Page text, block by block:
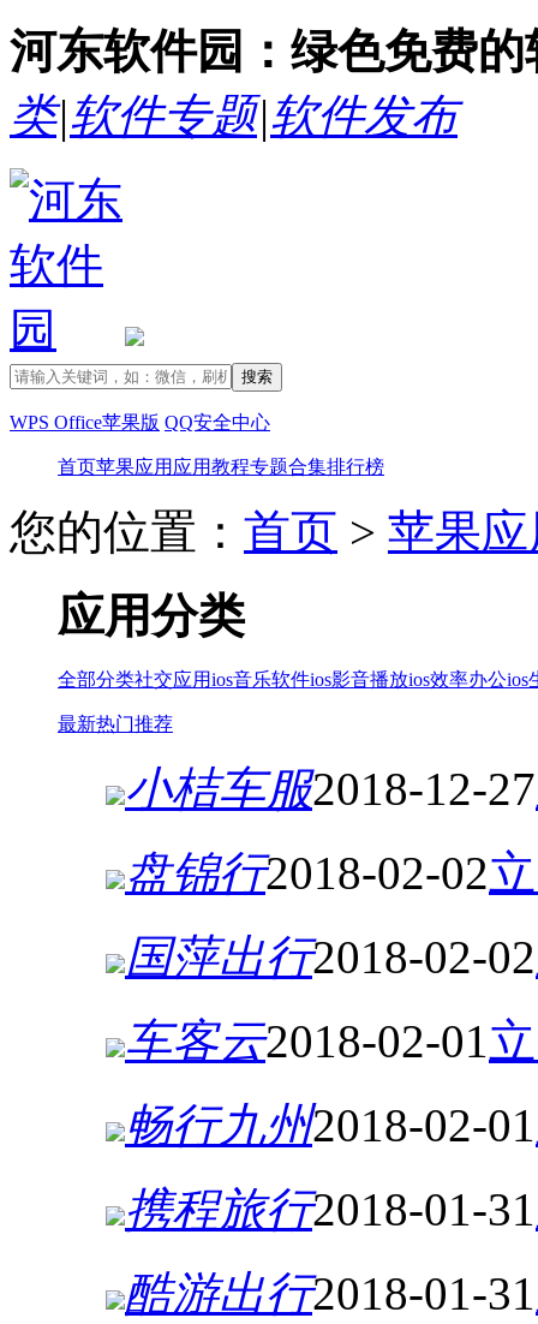
河东软件园：绿色免费
类|软件专题|软件发布
WPS Office苹果版 QQ安全中心
首页苹果应用 应用教程专题合集排行榜
您的位置： 首页 > 苹果
应用分类
全部分类社交应用ios音乐软件ios影音播放ios效率办公ios
最新热门推荐
小桔车服2018-12-27
盘锦行2018-02-02
国萍出行2018-02-02
车客云2018-02-01
畅行九州2018-02-01
携程旅行2018-01-31
酷游出行2018-01-31